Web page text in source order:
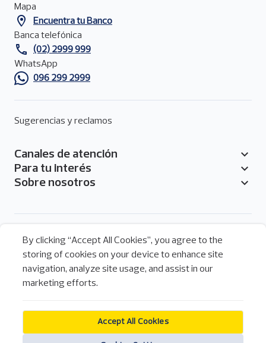
pie
de
página
Encuentra tu Banco
Mapa
(02) 2999 999
Banca telefónica
096 299 2999
WhatsApp
Sugerencias y reclamos
Pie
de
página
Canales de atención
Para tu interés
Sobre nosotros
Menú
de
sociales
del
de
Legal
Legal
Política de cookies
Pichincha Banca Móvil
Descarga nuestra aplicación
By clicking “Accept All Cookies”, you agree to the
storing of cookies on your device to enhance site
navigation, analyze site usage, and assist in our
marketing efforts.
Accept All Cookies